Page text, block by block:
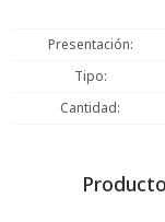
Presentación
Tipo
Cantidad